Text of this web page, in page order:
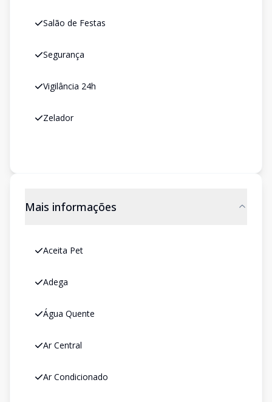
Salão de Festas
Segurança
Vigilância 24h
Zelador
Mais informações
Aceita Pet
Adega
Água Quente
Ar Central
Ar Condicionado